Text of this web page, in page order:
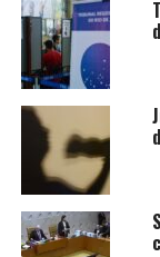
da
Na quarta-feira
indiciado por